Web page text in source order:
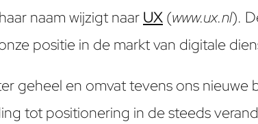
naam wijzigt naar UX (www.ux.nl).
positie in de markt van digitale
geheel en omvat tevens ons nieuwe
tot positionering in de steeds